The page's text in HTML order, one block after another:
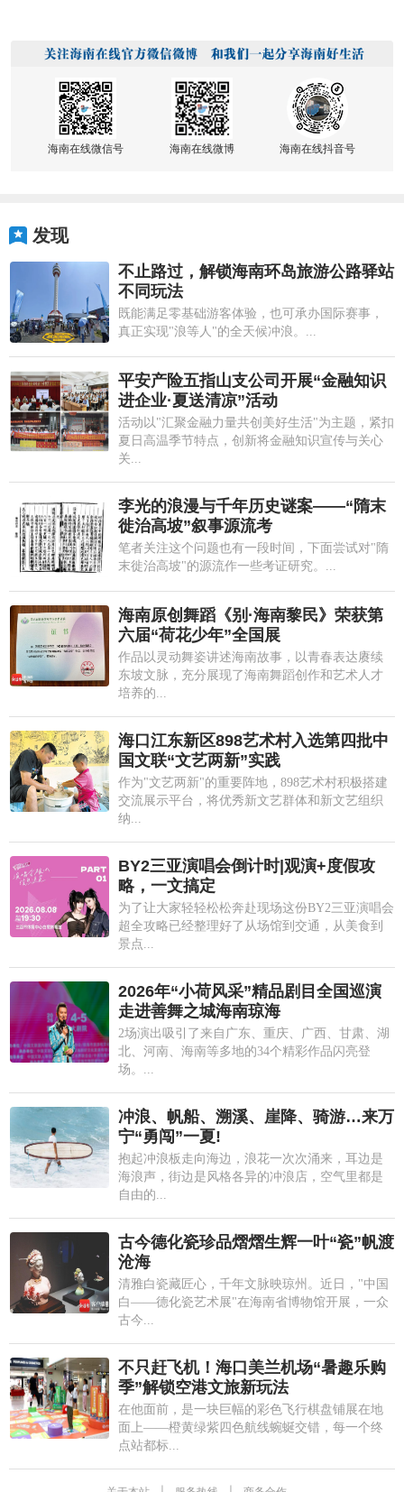
海南在线微信号 海南在线微博 海南在线抖音号
发现
不止路过，解锁海南环岛旅游公路驿站
不同玩法
既能满足零基础游客体验，也可承办国际赛事，
真正实现"浪等人"的全天候冲浪。...
平安产险五指山支公司开展“金融知识
进企业·夏送清凉”活动
活动以"汇聚金融力量共创美好生活"为主题，紧扣
夏日高温季节特点，创新将金融知识宣传与关心
关...
李光的浪漫与千年历史谜案——“隋末
徙治高坡”叙事源流考
笔者关注这个问题也有一段时间，下面尝试对"隋
末徙治高坡"的源流作一些考证研究。...
海南原创舞蹈《别·海南黎民》荣获第
六届“荷花少年”全国展
作品以灵动舞姿讲述海南故事，以青春表达赓续
东坡文脉，充分展现了海南舞蹈创作和艺术人才
培养的...
海口江东新区898艺术村入选第四批中
国文联“文艺两新”实践
作为"文艺两新"的重要阵地，898艺术村积极搭建
交流展示平台，将优秀新文艺群体和新文艺组织
纳...
BY2三亚演唱会倒计时|观演+度假攻
略，一文搞定
为了让大家轻轻松松奔赴现场这份BY2三亚演唱会
超全攻略已经整理好了从场馆到交通，从美食到
景点...
2026年“小荷风采”精品剧目全国巡演
走进善舞之城海南琼海
2场演出吸引了来自广东、重庆、广西、甘肃、湖
北、河南、海南等多地的34个精彩作品闪亮登
场。...
冲浪、帆船、溯溪、崖降、骑游…来万
宁“勇闯”一夏!
抱起冲浪板走向海边，浪花一次次涌来，耳边是
海浪声，街边是风格各异的冲浪店，空气里都是
自由的...
古今德化瓷珍品熠熠生辉一叶“瓷”帆渡
沧海
清雅白瓷藏匠心，千年文脉映琼州。近日，"中国
白——德化瓷艺术展"在海南省博物馆开展，一众
古今...
不只赶飞机！海口美兰机场“暑趣乐购
季”解锁空港文旅新玩法
在他面前，是一块巨幅的彩色飞行棋盘铺展在地
面上——橙黄绿紫四色航线蜿蜒交错，每一个终
点站都标...